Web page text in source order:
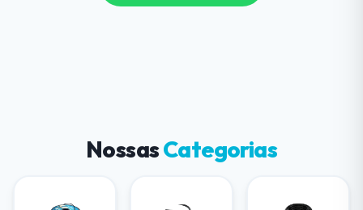
NossasCategorias